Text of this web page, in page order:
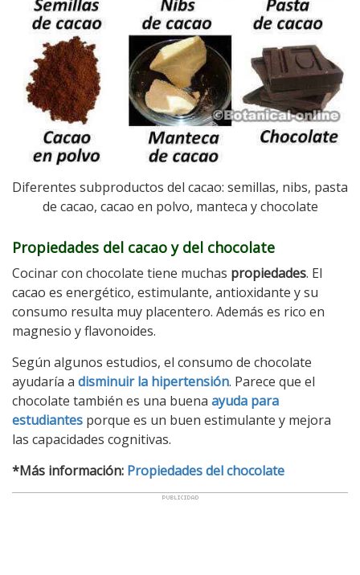
Diferentes subproductos del cacao: semillas, nibs, pasta
de cacao, cacao en polvo, manteca y chocolate
Propiedades del cacao y del chocolate
Cocinar con chocolate tiene muchas propiedades. El
cacao es energético, estimulante, antioxidante y su
consumo resulta muy placentero. Además es rico en
magnesio y flavonoides.
Según algunos estudios, el consumo de chocolate
ayudaría a disminuir la hipertensión. Parece que el
chocolate también es una buena ayuda para
estudiantes porque es un buen estimulante y mejora
las capacidades cognitivas.
*Más información: Propiedades del chocolate